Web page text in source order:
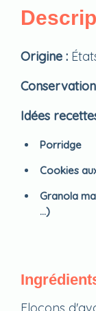
Origine :
Idées
Porridge
Cookies
Granola
…)